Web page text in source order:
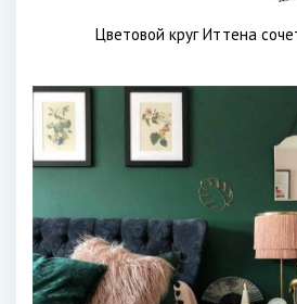
Цветовой круг Иттена